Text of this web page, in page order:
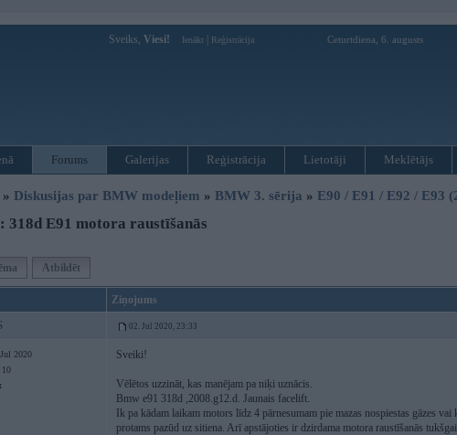
Sveiks, Viesi! Ienākt Reģistrācija Ceturtdiena, 6. augusts
Forums Galerijas Reģistrācija Lietotāji Meklētājs
» Diskusijas par BMW modeļiem » BMW 3. sērija » E90 / E91 / E92 / E93
318d E91 motora raustīšanās
Atbildēt
Ziņojums
02. Jul 2020, 23:33
2020
10
Sveiki!
Vēlētos uzzināt, kas manējam pa niķi uznācis.
Bmw e91 318d ,2008.g12.d. Jaunais facelift.
Ik pa kādam laikam motors līdz 4 pārnesumam pie mazas nospiestas gāzes
protams pazūd uz sitiena. Arī apstājoties ir dzirdama motora raustīšanās